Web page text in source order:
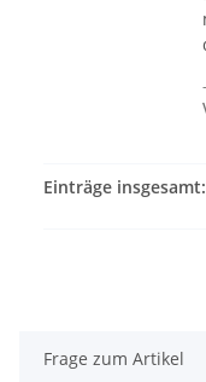
Einträge
Frage zum Artikel